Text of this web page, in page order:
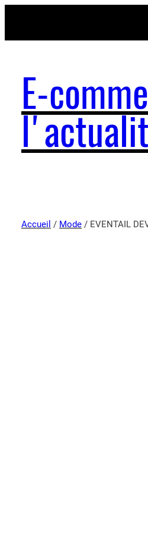
E-
Accueil / Mode / EVENTAIL